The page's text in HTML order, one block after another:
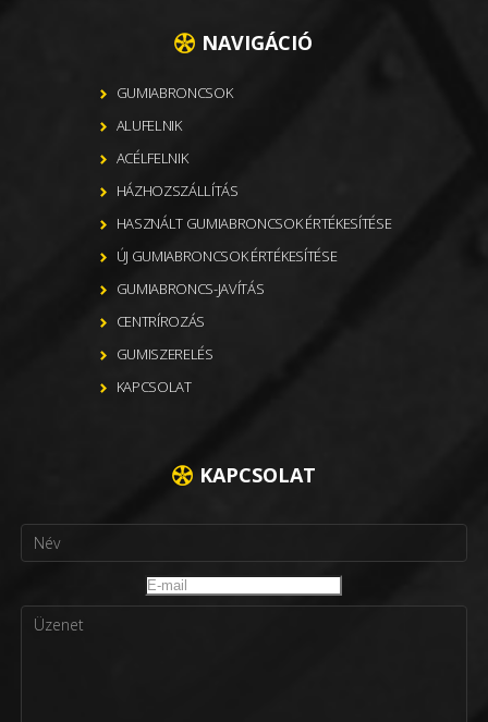
NAVIGÁCIÓ
GUMIABRONCSOK
ALUFELNIK
ACÉLFELNIK
HÁZHOZSZÁLLÍTÁS
HASZNÁLT GUMIABRONCSOK ÉRTÉKESÍTÉSE
ÚJ GUMIABRONCSOK ÉRTÉKESÍTÉSE
GUMIABRONCS-JAVÍTÁS
CENTRÍROZÁS
GUMISZERELÉS
KAPCSOLAT
KAPCSOLAT